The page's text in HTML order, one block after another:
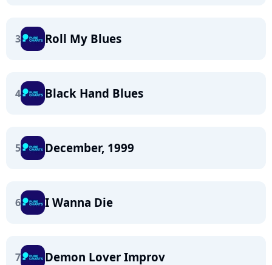
3 Roll My Blues
4 Black Hand Blues
5 December, 1999
6 I Wanna Die
7 Demon Lover Improv